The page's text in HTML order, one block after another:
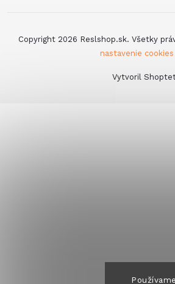
Vytvoril
Copyright 2026 Reslshop.sk. Všetky
nastavenie cookies